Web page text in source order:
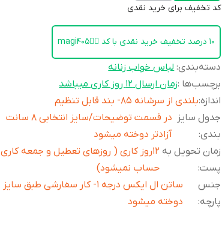
کد تخفیف برای خرید نقدی
۱۰ درصد تخفیف خرید نقدی با کد 👈🏻magi405
دسته‌بندی:لباس خواب زنانه
برچسب‌ها :زمان ارسال ۱۲ روز کاری میباشد
اندازه:بلندی از سرشانه 85- بند قابل تنظیم
جدول سایز
بندی:
در قسمت توضیحات/سایز انتخابی 8 سانت
آزادتر دوخته میشود
زمان تحویل به
پست:
۱۲روز کاری ( روزهای تعطیل و جمعه کاری
حساب نمیشود)
جنس
پارچه:
ساتن ال ایکس درجه 1- کار سفارشی طبق سایز
دوخته میشود